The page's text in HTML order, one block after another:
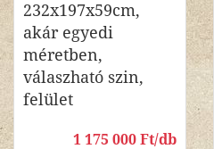
232x197x59cm,
akár egyedi
méretben,
válaszható szin,
felület
1 175 000 Ft/db